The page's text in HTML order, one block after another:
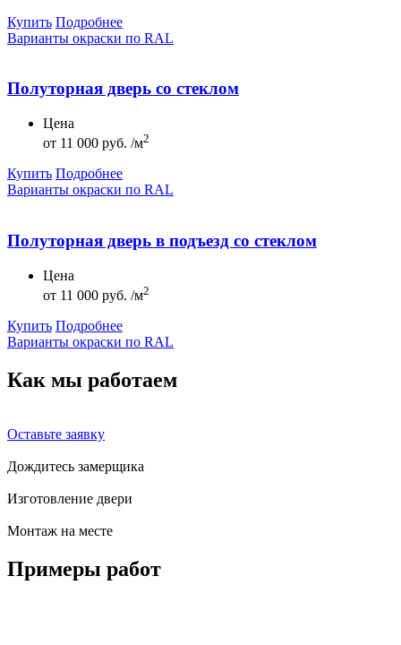
Купить Подробнее
Варианты окраски по RAL
Полуторная дверь со стеклом
Цена
от 11 000 руб. /м2
Купить Подробнее
Варианты окраски по RAL
Полуторная дверь в подъезд со стеклом
Цена
от 11 000 руб. /м2
Купить Подробнее
Варианты окраски по RAL
Как мы работаем
Оставьте заявку
Дождитесь замерщика
Изготовление двери
Монтаж на месте
Примеры работ